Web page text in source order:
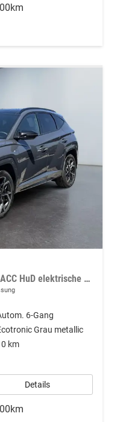
N Line 4WD HEV Panorama Krell ACC HuD elektrische Sitze
6-Gang
Grau metallic
km
Details